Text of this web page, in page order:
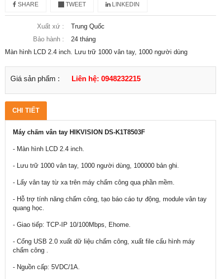
SHARE TWEET LINKEDIN
Xuất xứ :
Trung Quốc
Bảo hành :
24 tháng
Màn hình LCD 2.4 inch. Lưu trữ 1000 vân tay, 1000 người dùng
Giá sản phẩm : Liên hệ: 0948232215
CHI TIẾT
Máy chấm vân tay HIKVISION DS-K1T8503F
- Màn hình LCD 2.4 inch.
- Lưu trữ 1000 vân tay, 1000 người dùng, 100000 bản ghi.
- Lấy vân tay từ xa trên máy chấm công qua phần mềm.
- Hỗ trợ tính năng chấm công, tạo báo cáo tự động, module vân tay
quang học.
- Giao tiếp: TCP-IP 10/100Mbps, Ehome.
- Cổng USB 2.0 xuất dữ liệu chấm công, xuất file cấu hình máy
chấm công .
- Nguồn cấp: 5VDC/1A.